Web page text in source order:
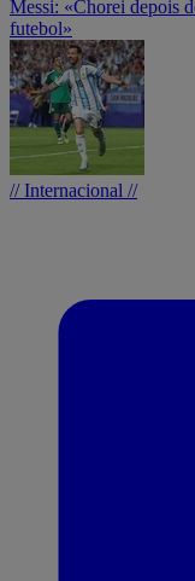
Messi: «Chorei depois
futebol»
// Internacional //